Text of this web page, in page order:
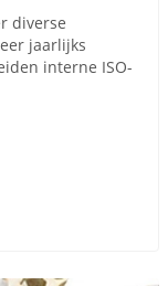
diverse
jaarlijks
interne ISO-